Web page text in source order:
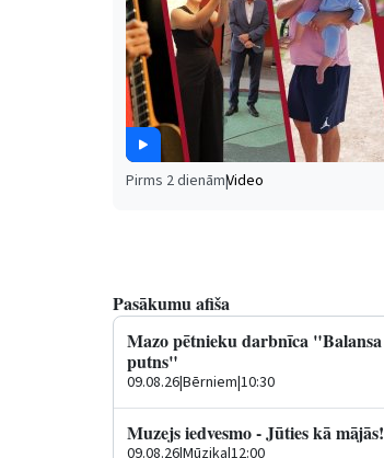
Pirms 2 dienām|Video
Pasākumu afiša
Mazo pētnieku darbnīca "Balansa
putns"
09.08.26|Bērniem|10:30
Muzejs iedvesmo - Jūties kā mājās!
09.08.26|Mūzika|12:00